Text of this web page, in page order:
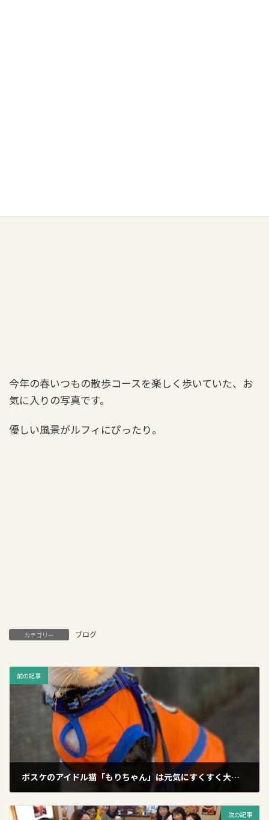
今年の春いつもの散歩コースを楽しく歩いていた、お
気に入りの写真です。
優しい風景がルフィにぴったり。
カテゴリー ブログ
前の記事
ボスケのアイドル猫「もりちゃん」は元気にすくすく大きくなりました！
次の記事